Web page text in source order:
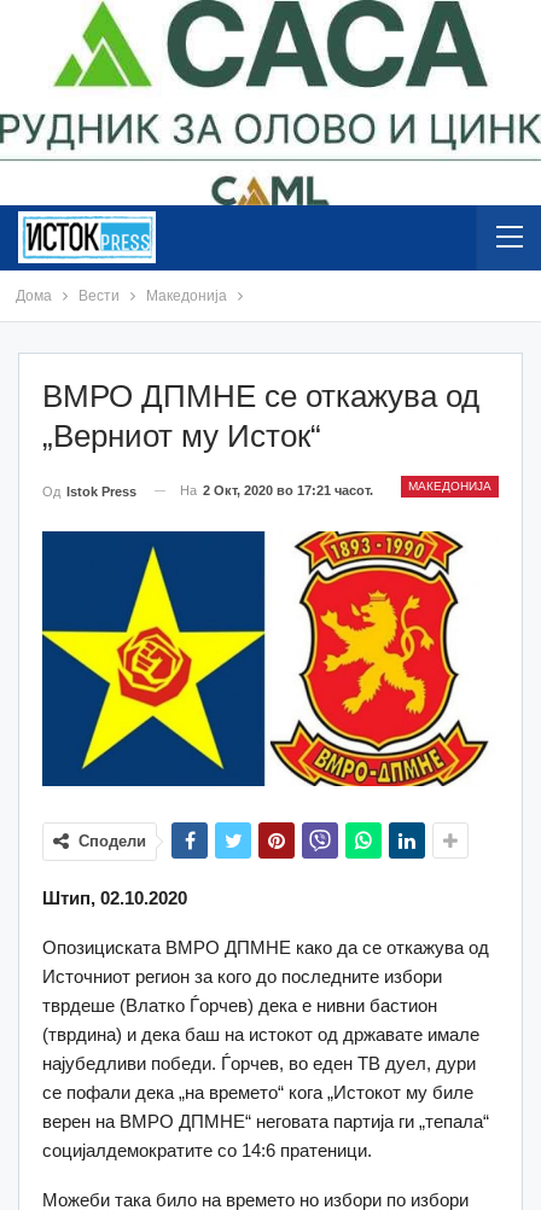
Дома Вести Македонија
ВМРО ДПМНЕ се откажува од
„Верниот му Исток“
МАКЕДОНИЈА
Од Istok Press На 2 Окт, 2020 во 17:21 часот.
Сподели
Штип, 02.10.2020
Опозициската ВМРО ДПМНЕ како да се откажува од
Источниот регион за кого до последните избори
тврдеше (Влатко Ѓорчев) дека е нивни бастион
(тврдина) и дека баш на истокот од државате имале
најубедливи победи. Ѓорчев, во еден ТВ дуел, дури
се пофали дека „на времето“ кога „Истокот му биле
верен на ВМРО ДПМНЕ“ неговата партија ги „тепала“
социјалдемократите со 14:6 пратеници.
Можеби така било на времето но избори по избори